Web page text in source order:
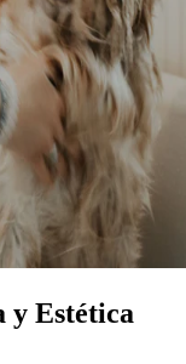
y Estética